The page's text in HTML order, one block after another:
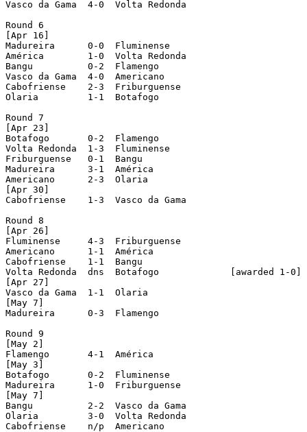
Vasco da Gama  4-0  Volta Redonda
Round 6
[Apr 16]
Madureira      0-0  Fluminense
América        1-0  Volta Redonda
Bangu          0-2  Flamengo
Vasco da Gama  4-0  Americano
Cabofriense    2-3  Friburguense
Olaria         1-1  Botafogo
Round 7
[Apr 23]
Botafogo       0-2  Flamengo
Volta Redonda  1-3  Fluminense
Friburguense   0-1  Bangu
Madureira      3-1  América
Americano      2-3  Olaria
[Apr 30]
Cabofriense    1-3  Vasco da Gama
Round 8
[Apr 26]
Fluminense     4-3  Friburguense
Americano      1-1  América
Cabofriense    1-1  Bangu
Volta Redonda  dns  Botafogo             [awarded 1-0]
[Apr 27]
Vasco da Gama  1-1  Olaria
[May 7]
Madureira      0-3  Flamengo
Round 9
[May 2]
Flamengo       4-1  América
[May 3]
Botafogo       0-2  Fluminense
Madureira      1-0  Friburguense
[May 7]
Bangu          2-2  Vasco da Gama
Olaria         3-0  Volta Redonda
Cabofriense    n/p  Americano